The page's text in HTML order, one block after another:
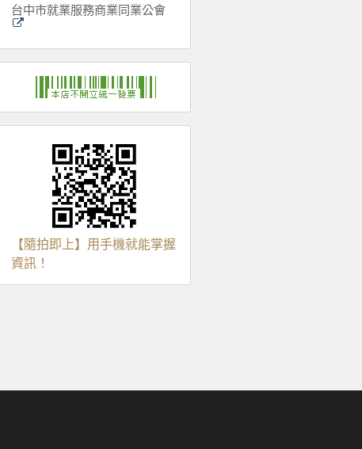
台中市就業服務商業同業公會
【隨拍即上】用手機就能掌握
資訊！